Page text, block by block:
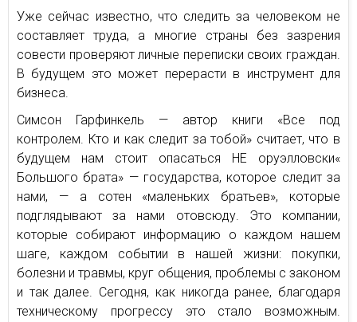
Уже сейчас известно, что следить за человеком не
составляет труда, а многие страны без зазрения
совести проверяют личные переписки своих граждан.
В будущем это может перерасти в инструмент для
бизнеса.
Симсон Гарфинкель — автор книги «Все под
контролем. Кто и как следит за тобой» считает, что в
будущем нам стоит опасаться НЕ оруэлловски«
Большого брата» — государства, которое следит за
нами, — а сотен «маленьких братьев», которые
подглядывают за нами отовсюду. Это компании,
которые собирают информацию о каждом нашем
шаге, каждом событии в нашей жизни: покупки,
болезни и травмы, круг общения, проблемы с законом
и так далее. Сегодня, как никогда ранее, благодаря
техническому прогрессу это стало возможным.